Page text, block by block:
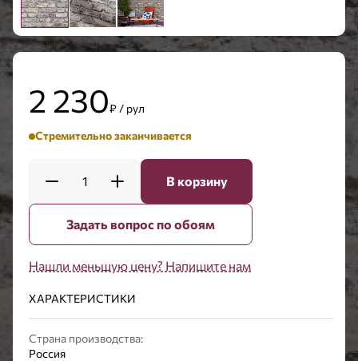
2 230₽ / рул
Стремительно заканчивается
1 В корзину
Задать вопрос по обоям
Нашли меньшую цену? Напишите нам
ХАРАКТЕРИСТИКИ
Страна производства:
Россия